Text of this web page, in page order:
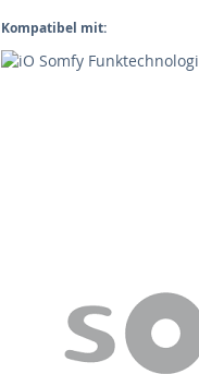
Kompatibel mit: